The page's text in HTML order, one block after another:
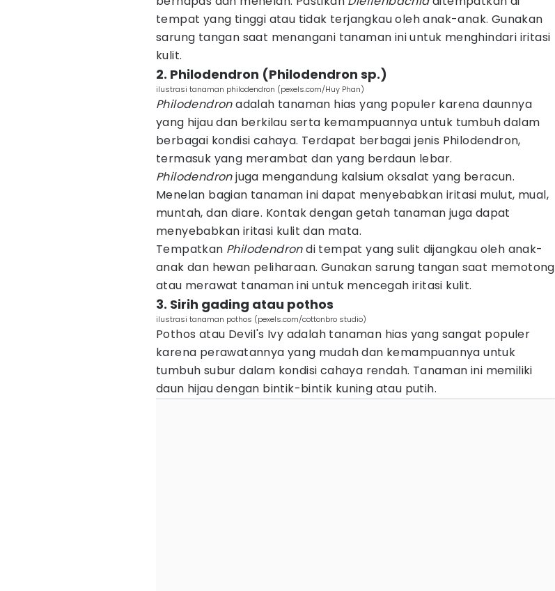
tempat yang tinggi atau tidak terjangkau oleh anak-anak. Gunakan
sarung tangan saat menangani tanaman ini untuk menghindari iritasi
kulit.
2. Philodendron (Philodendron sp.)
ilustrasi tanaman philodendron (pexels.com/Huy Phan)
Philodendronadalah tanaman hias yang populer karena daunnya
yang hijau dan berkilau serta kemampuannya untuk tumbuh dalam
berbagai kondisi cahaya. Terdapat berbagai jenis Philodendron,
termasuk yang merambat dan yang berdaun lebar.
Philodendronjuga mengandung kalsium oksalat yang beracun.
Menelan bagian tanaman ini dapat menyebabkan iritasi mulut, mual,
muntah, dan diare. Kontak dengan getah tanaman juga dapat
menyebabkan iritasi kulit dan mata.
Tempatkan Philodendrondi tempat yang sulit dijangkau oleh anak-
anak dan hewan peliharaan. Gunakan sarung tangan saat memotong
atau merawat tanaman ini untuk mencegah iritasi kulit.
3. Sirih gading atau pothos
ilustrasi tanaman pothos (pexels.com/cottonbro studio)
Pothos atau Devil's Ivy adalah tanaman hias yang sangat populer
karena perawatannya yang mudah dan kemampuannya untuk
tumbuh subur dalam kondisi cahaya rendah. Tanaman ini memiliki
daun hijau dengan bintik-bintik kuning atau putih.